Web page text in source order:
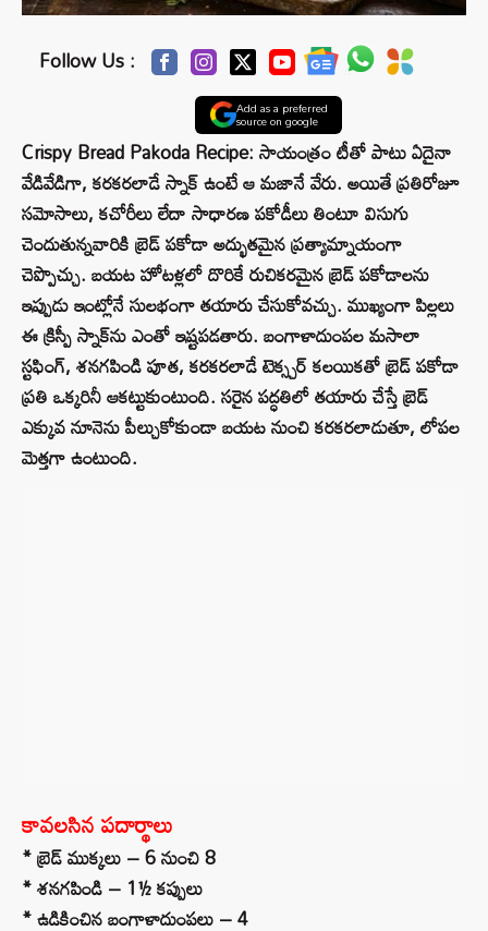
Follow Us :
Add as a preferred
source on google
Crispy Bread Pakoda Recipe: సాయంత్రం టీతో పాటు ఏదైనా
వేడివేడిగా, కరకరలాడే స్నాక్ ఉంటే ఆ మజానే వేరు. అయితే ప్రతిరోజూ
సమోసాలు, కచోరీలు లేదా సాధారణ పకోడీలు తింటూ విసుగు
చెందుతున్నవారికి బ్రెడ్ పకోడా అద్భుతమైన ప్రత్యామ్నాయంగా
చెప్పొచ్చు. బయట హోటళ్లలో దొరికే రుచికరమైన బ్రెడ్ పకోడాలను
ఇప్పుడు ఇంట్లోనే సులభంగా తయారు చేసుకోవచ్చు. ముఖ్యంగా పిల్లలు
ఈ క్రిస్పీ స్నాక్‌ను ఎంతో ఇష్టపడతారు. బంగాళాదుంపల మసాలా
స్టఫింగ్, శనగపిండి పూత, కరకరలాడే టెక్స్చర్ కలయికతో బ్రెడ్ పకోడా
ప్రతి ఒక్కరినీ ఆకట్టుకుంటుంది. సరైన పద్ధతిలో తయారు చేస్తే బ్రెడ్
ఎక్కువ నూనెను పీల్చుకోకుండా బయట నుంచి కరకరలాడుతూ, లోపల
మెత్తగా ఉంటుంది.
కావలసిన పదార్థాలు
* బ్రెడ్ ముక్కలు – 6 నుంచి 8
* శనగపిండి – 1½ కప్పులు
* ఉడికించిన బంగాళాదుంపలు – 4